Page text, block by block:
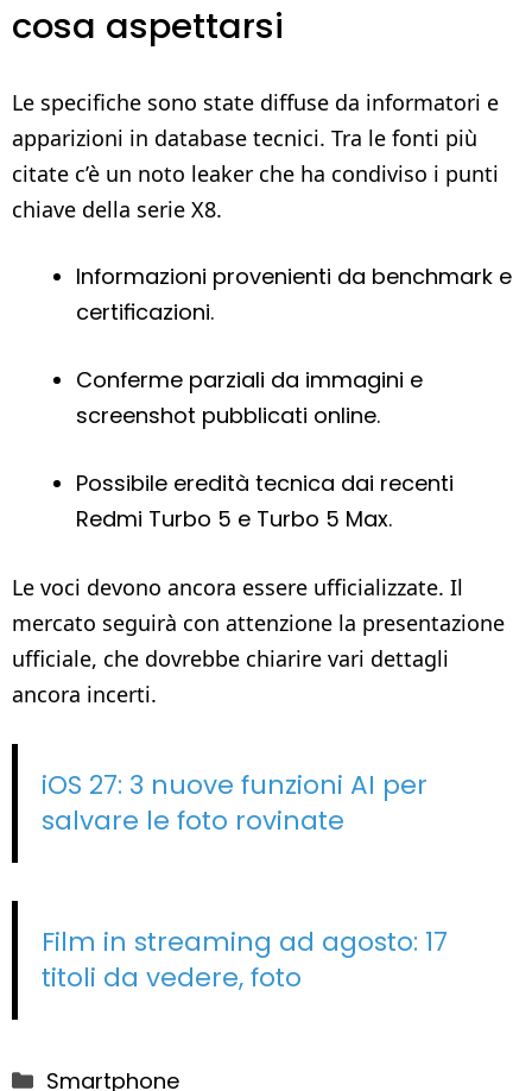
cosa aspettarsi
Le specifiche sono state diffuse da informatori e
apparizioni in database tecnici. Tra le fonti più
citate c’è un noto leaker che ha condiviso i punti
chiave della serie X8.
Informazioni provenienti da benchmark e
certificazioni.
Conferme parziali da immagini e
screenshot pubblicati online.
Possibile eredità tecnica dai recenti
Redmi Turbo 5 e Turbo 5 Max.
Le voci devono ancora essere ufficializzate. Il
mercato seguirà con attenzione la presentazione
ufficiale, che dovrebbe chiarire vari dettagli
ancora incerti.
iOS 27: 3 nuove funzioni AI per
salvare le foto rovinate
Film in streaming ad agosto: 17
titoli da vedere, foto
Categorie
Smartphone